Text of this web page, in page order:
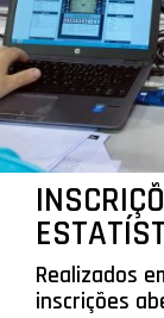
Realizados
inscrições